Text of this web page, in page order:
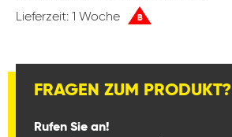
Lieferzeit: 1 Woche B
FRAGEN ZUM PRODUKT?
Rufen Sie an!